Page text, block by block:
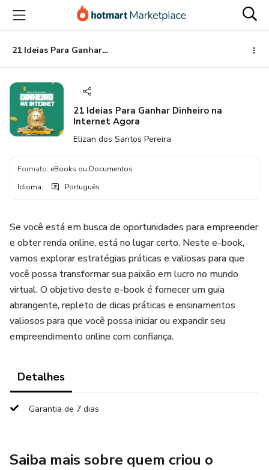
para
conteúdo
principal
para
pagamento
para
rodapé
21 Ideias Para Ganhar Dinheiro na Internet Agora
21 Ideias Para Ganhar Dinheiro na
Internet Agora
Elizan dos Santos Pereira
Formato: eBooks ou Documentos
Idioma: Português
Se você está em busca de oportunidades para empreender
e obter renda online, está no lugar certo. Neste e-book,
vamos explorar estratégias práticas e valiosas para que
você possa transformar sua paixão em lucro no mundo
virtual. O objetivo deste e-book é fornecer um guia
abrangente, repleto de dicas práticas e ensinamentos
valiosos para que você possa iniciar ou expandir seu
empreendimento online com confiança.
Detalhes
Garantia de 7 dias
Saiba mais sobre quem criou o